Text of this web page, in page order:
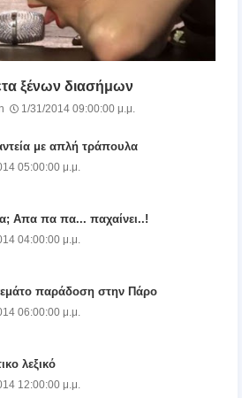
ξένων διασήμων
1/31/2014 09:00:00 μ.μ.
με απλή τράπουλα
05:00:00 μ.μ.
Απα πα πα... παχαίνει..!
04:00:00 μ.μ.
παράδοση στην Πάρο
06:00:00 μ.μ.
λεξικό
12:00:00 μ.μ.